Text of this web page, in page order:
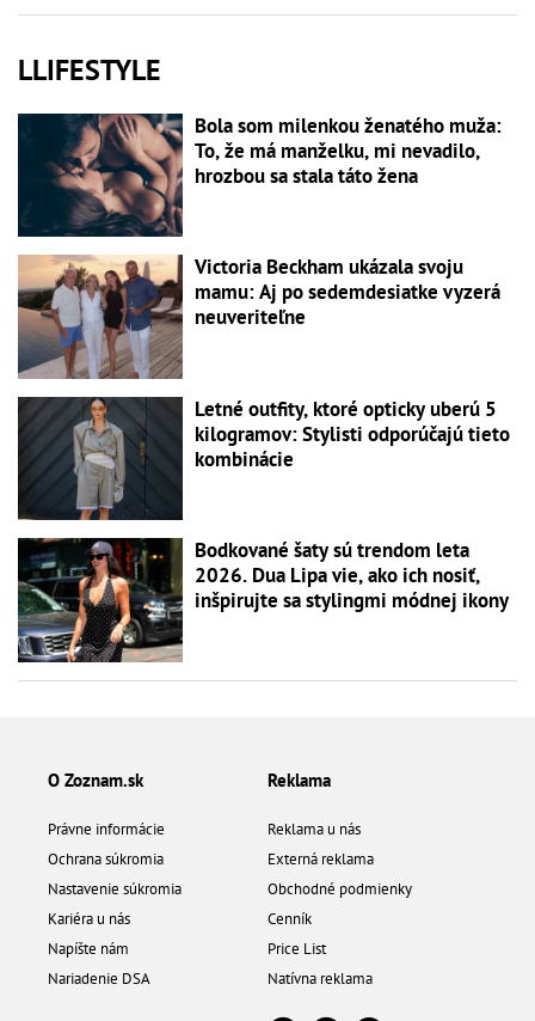
LLIFESTYLE
Bola som milenkou ženatého muža:
To, že má manželku, mi nevadilo,
hrozbou sa stala táto žena
Victoria Beckham ukázala svoju
mamu: Aj po sedemdesiatke vyzerá
neuveriteľne
Letné outfity, ktoré opticky uberú 5
kilogramov: Stylisti odporúčajú tieto
kombinácie
Bodkované šaty sú trendom leta
2026. Dua Lipa vie, ako ich nosiť,
inšpirujte sa stylingmi módnej ikony
O Zoznam.sk
Právne informácie
Ochrana súkromia
Nastavenie súkromia
Kariéra u nás
Napíšte nám
Nariadenie DSA
Reklama
Reklama u nás
Externá reklama
Obchodné podmienky
Cenník
Price List
Natívna reklama